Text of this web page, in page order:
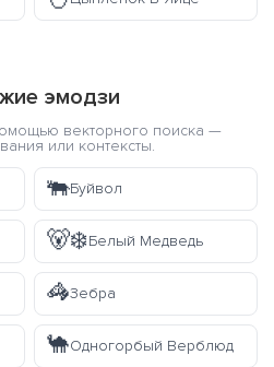
эмодзи
векторного поиска —
или контексты.
🐃Буйвол
🐻‍❄️Белый Медведь
🦓Зебра
🐪Одногорбый Верблюд